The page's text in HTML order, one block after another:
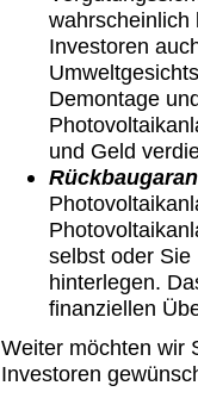
wahrscheinlich
Investoren
Demontage
und Geld
selbst oder Sie
hinterlegen.
finanziellen
Weiter möchten wir
Investoren